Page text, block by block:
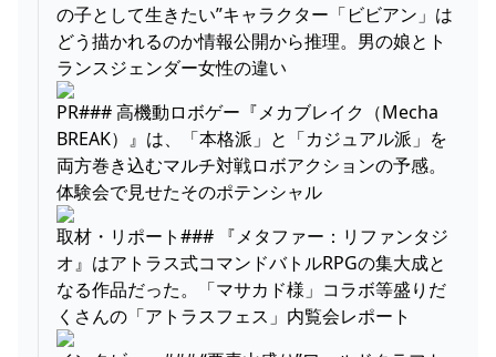
の子として生きたい”キャラクター「ビビアン」は
どう描かれるのか情報公開から推理。男の娘とト
ランスジェンダー女性の違い
PR### 高機動ロボゲー『メカブレイク（Mecha
BREAK）』は、「本格派」と「カジュアル派」を
両方巻き込むマルチ対戦ロボアクションの予感。
体験会で見せたそのポテンシャル
取材・リポート### 『メタファー：リファンタジ
オ』はアトラス式コマンドバトルRPGの集大成と
なる作品だった。「マサカド様」コラボ等盛りだ
くさんの「アトラスフェス」内覧会レポート